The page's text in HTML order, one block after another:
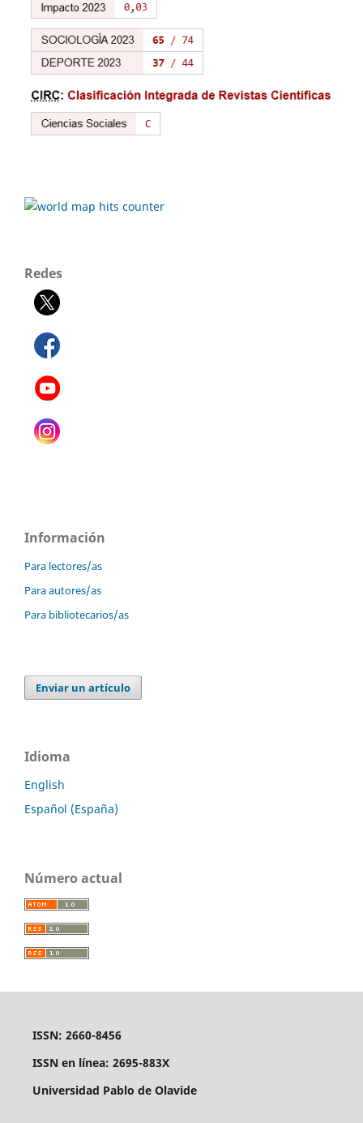
Redes
Información
Para lectores/as
Para autores/as
Para bibliotecarios/as
Enviar un artículo
Idioma
English
Español (España)
Número actual
ISSN: 2660-8456
ISSN en línea: 2695-883X
Universidad Pablo de Olavide